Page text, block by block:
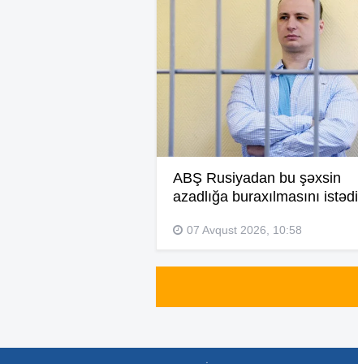
ABŞ Rusiyadan bu şəxsin
azadlığa buraxılmasını istədi
07 Avqust 2026, 10:58